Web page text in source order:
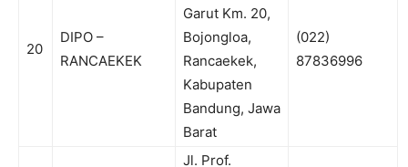
20
DIPO –
RANCAEKEK
Garut Km. 20,
Bojongloa,
Rancaekek,
Kabupaten
Bandung, Jawa
Barat
(022)
87836996
Jl. Prof.